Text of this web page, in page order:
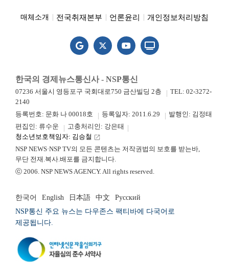
매체소개 전국취재본부 언론윤리 개인정보처리방침
한국의 경제뉴스통신사 - NSP통신
07236 서울시 영등포구 국회대로750 금산빌딩 2층
TEL: 02-3272-
2140
등록번호: 문화 나 00018호
등록일자: 2011.6.29
발행인: 김정태
편집인: 류수운
고충처리인: 강은태
청소년보호책임자: 김승철 launch
NSP NEWS·NSP TV의 모든 콘텐츠는 저작권법의 보호를 받는바,
무단 전재.복사.배포를 금지합니다.
ⓒ 2006. NSP NEWS AGENCY. All rights reserved.
한국어 English 日本語 中文
Русский
NSP통신 주요 뉴스는 다우존스 팩티바에 다국어로
제공됩니다.